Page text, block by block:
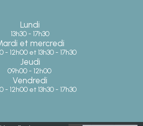
Lundi
13h30 - 17h30
et mercredi
- 12h00 et 13h30 - 17h30
Jeudi
09h00 - 12h00
Vendredi
- 12h00 et 13h30 - 17h30